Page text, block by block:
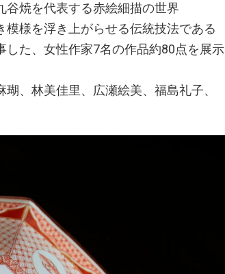
谷焼を代表する赤絵細描の世界
様を浮き上がらせる伝統技法である
た、女性作家7名の作品約80点を展示
、林美佳里、広瀬絵美、福島礼子、